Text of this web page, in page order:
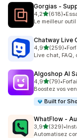
Gorgias ‑
4,2étoile(s) sur
(618)
618 avis au•
Le meilleur
Chatway Live
4,9étoile(s) sur
(259)
259 avis au•
Live chat,
Algoshop AI
4,9étoile(s) sur
(79)
79 avis au total
•
Boostez vos
Built for
WhatFlow ‑
3,9étoile(s) sur
(329)
329 avis au•
Automatisez